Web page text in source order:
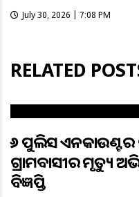
July 30, 2026 | 7:08 PM
RELATED
୨୬ ପୁଲିସ
ଗ୍ରାମବାସୀର ମୃତ୍ୟୁ
ବିଜ୍ଞପ୍ତି